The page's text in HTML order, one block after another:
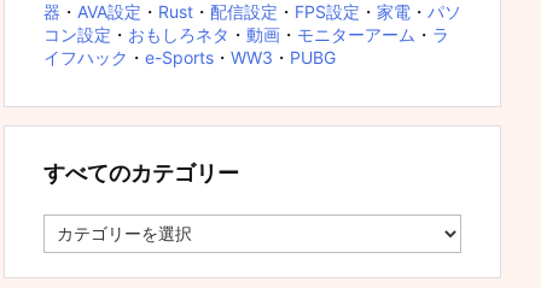
器 ・ AVA設定 ・ Rust ・ 配信設定 ・ FPS設定 ・ 家電 ・ パソ
コン設定 ・ おもしろネタ ・ 動画 ・ モニターアーム ・ ラ
イフハック ・ e-Sports ・ WW3 ・ PUBG
すべてのカテゴリー
べ